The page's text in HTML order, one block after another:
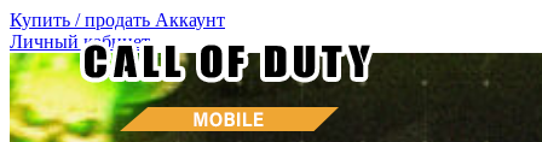
Купить / продать Аккаунт
Личный кабинет